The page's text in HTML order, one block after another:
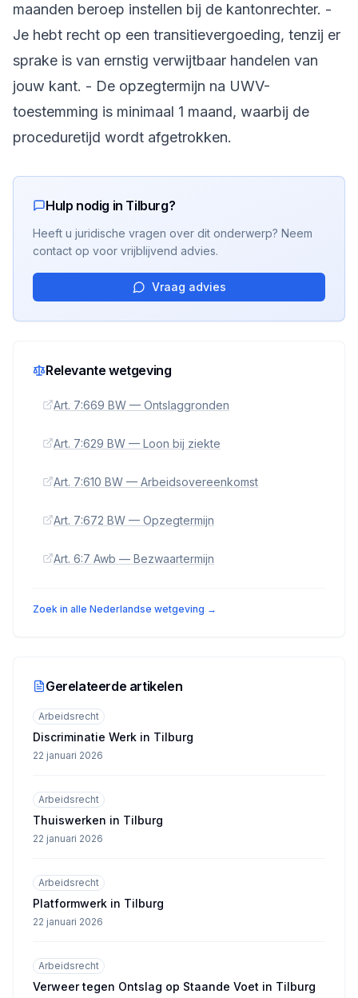
maanden beroep instellen bij de kantonrechter. -
Je hebt recht op een transitievergoeding, tenzij er
sprake is van ernstig verwijtbaar handelen van
jouw kant. - De opzegtermijn na UWV-
toestemming is minimaal 1 maand, waarbij de
proceduretijd wordt afgetrokken.
Hulp nodig in Tilburg?
Heeft u juridische vragen over dit onderwerp? Neem
contact op voor vrijblijvend advies.
Vraag advies
Relevante wetgeving
Art. 7:669 BW — Ontslaggronden
Art. 7:629 BW — Loon bij ziekte
Art. 7:610 BW — Arbeidsovereenkomst
Art. 7:672 BW — Opzegtermijn
Art. 6:7 Awb — Bezwaartermijn
Zoek in alle Nederlandse wetgeving →
Gerelateerde artikelen
Arbeidsrecht
Discriminatie Werk in Tilburg
22 januari 2026
Arbeidsrecht
Thuiswerken in Tilburg
22 januari 2026
Arbeidsrecht
Platformwerk in Tilburg
22 januari 2026
Arbeidsrecht
Verweer tegen Ontslag op Staande Voet in Tilburg